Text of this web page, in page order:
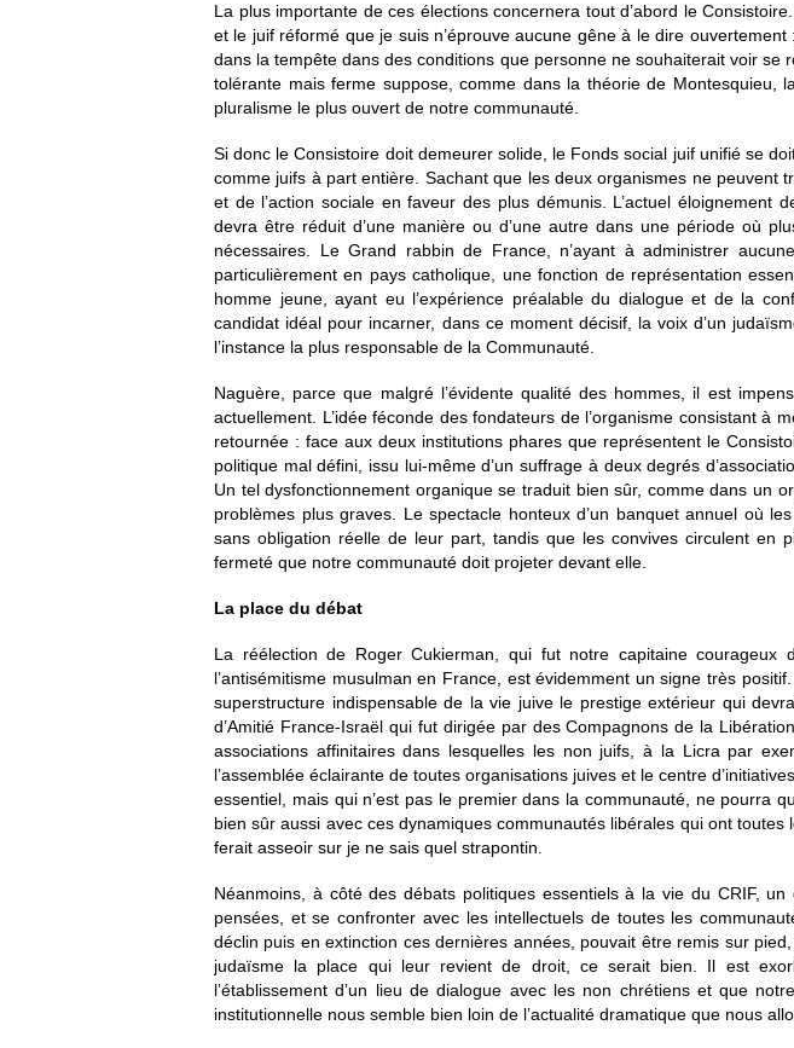
La plus importante de ces élections concernera tout d’abord le
et le juif réformé que je suis n’éprouve aucune gêne à le dire
dans la tempête dans des conditions que personne ne souhaiterait voir se
tolérante mais ferme suppose, comme dans la théorie de Montesquieu,
pluralisme le plus ouvert de notre communauté.
Si donc le Consistoire doit demeurer solide, le Fonds social juif unifié se
comme juifs à part entière. Sachant que les deux organismes ne
et de l’action sociale en faveur des plus démunis. L’actuel éloignement
devra être réduit d’une manière ou d’une autre dans une période où
nécessaires. Le Grand rabbin de France, n’ayant à administrer
particulièrement en pays catholique, une fonction de représentation
homme jeune, ayant eu l’expérience préalable du dialogue et de la
candidat idéal pour incarner, dans ce moment décisif, la voix d’un
l’instance la plus responsable de la Communauté.
Naguère, parce que malgré l’évidente qualité des hommes, il est
actuellement. L’idée féconde des fondateurs de l’organisme consistant à
retournée : face aux deux institutions phares que représentent le
politique mal défini, issu lui-même d’un suffrage à deux degrés
Un tel dysfonctionnement organique se traduit bien sûr, comme dans un
problèmes plus graves. Le spectacle honteux d’un banquet annuel où
sans obligation réelle de leur part, tandis que les convives circulent en
fermeté que notre communauté doit projeter devant elle.
La place du débat
La réélection de Roger Cukierman, qui fut notre capitaine
l’antisémitisme musulman en France, est évidemment un signe très
superstructure indispensable de la vie juive le prestige extérieur qui
d’Amitié France-Israël qui fut dirigée par des Compagnons de la
associations affinitaires dans lesquelles les non juifs, à la Licra par
l’assemblée éclairante de toutes organisations juives et le centre
essentiel, mais qui n’est pas le premier dans la communauté, ne pourra
bien sûr aussi avec ces dynamiques communautés libérales qui ont
ferait asseoir sur je ne sais quel strapontin.
Néanmoins, à côté des débats politiques essentiels à la vie du CRIF,
pensées, et se confronter avec les intellectuels de toutes les
déclin puis en extinction ces dernières années, pouvait être remis sur
judaïsme la place qui leur revient de droit, ce serait bien. Il est
l’établissement d’un lieu de dialogue avec les non chrétiens et que
institutionnelle nous semble bien loin de l’actualité dramatique que nous